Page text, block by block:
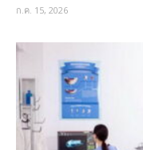
ก.ค. 15, 2026